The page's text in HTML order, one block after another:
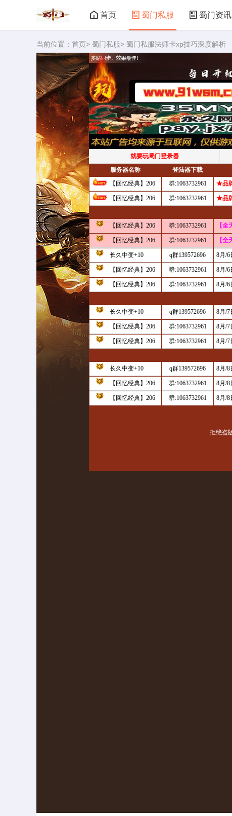
首页 蜀门私服 蜀门资讯
当前位置： 首页> 蜀门私服> 蜀门私服法师卡xp技巧深度解析